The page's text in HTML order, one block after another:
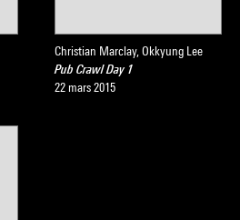
Christian Marclay, Okkyung Lee
Pub Crawl Day 1
22 mars 2015